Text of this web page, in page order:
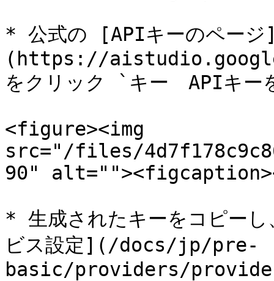
* 公式の [APIキーのペー
(https://
をクリック `キー　APIキー
<figure><img
src="/files/
90"
* 生成されたキーをコピー
ビス設定](/docs/jp/pre-
basic/providers/